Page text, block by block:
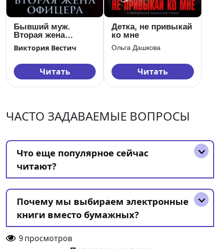
Бывший муж.
Вторая жена
офицера
Виктория Вестич
Читать
Детка, не привыкай
ко мне
Ольга Дашкова
Читать
ЧАСТО ЗАДАВАЕМЫЕ ВОПРОСЫ
Что еще популярное сейчас
читают?
Почему мы выбираем электронные
книги вместо бумажных?
9просмотров